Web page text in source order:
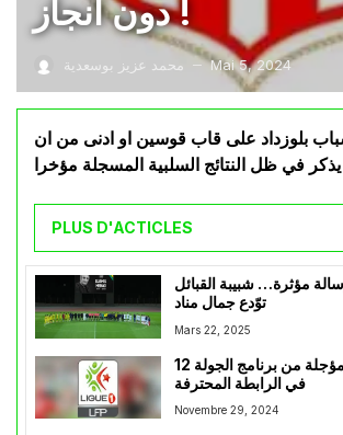
دون انجاز !
محمد عزيز بوسعدية — Mai 5, 2024
بلوزداد على قاب قوسين او ادنى من ان
يذكر في ظل النتائج السلبية المسجلة مؤخرا
PLUS D'ACTICLES
مؤثرة… شبيبة القبائل
توّدع جمال مناد
Mars 22, 2025
أربعة مقابلات مؤجلة من برنامج الجولة 12
في الرابطة المحترفة
Novembre 29, 2024